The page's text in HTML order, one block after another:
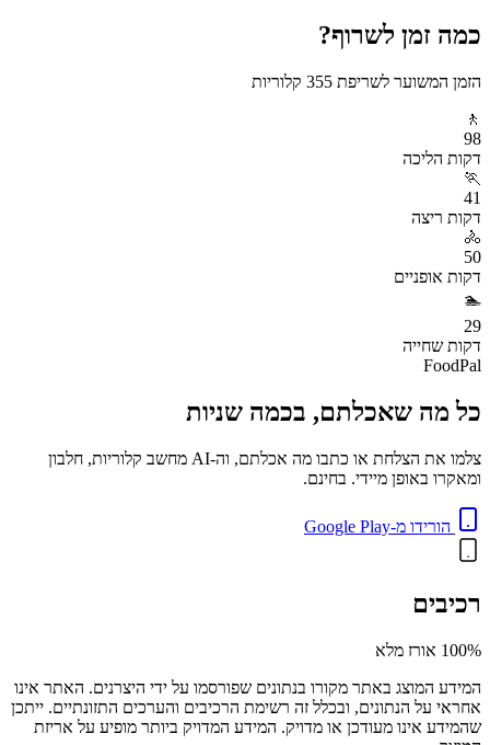
כמה זמן לשרוף?
הזמן המשוער לשריפת 355 קלוריות
🚶
98
דקות הליכה
🏃
41
דקות ריצה
🚴
50
דקות אופניים
🏊
29
דקות שחייה
FoodPal
כל מה שאכלתם, בכמה שניות
צלמו את הצלחת או כתבו מה אכלתם, וה-AI מחשב קלוריות, חלבון
ומאקרו באופן מיידי. בחינם.
הורידו מ-Google Play
רכיבים
100% אורז מלא
המידע המוצג באתר מקורו בנתונים שפורסמו על ידי היצרנים. האתר אינו
אחראי על הנתונים, ובכלל זה רשימת הרכיבים והערכים התזונתיים. ייתכן
שהמידע אינו מעודכן או מדויק. המידע המדויק ביותר מופיע על אריזת